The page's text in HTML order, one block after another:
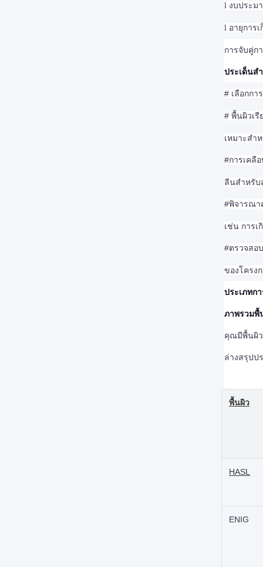
l งบประม
l อายุการ
การจับคู่ก
ประเด็นส
# เลือกก
# พื้นผิวเรี
เหมาะสำ
#การเคลื
ลีนสำหรับ
#พิจารณา
เช่น การ
#ตรวจสอ
ของโครง
ประเภทก
ภาพรวมพื้
คุณมีพื้นผิว
ล่างสรุปป
พื้นผิว
HASL
ENIG